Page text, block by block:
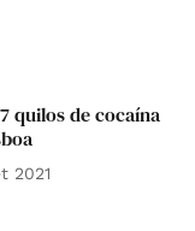
quilos de cocaína
2021